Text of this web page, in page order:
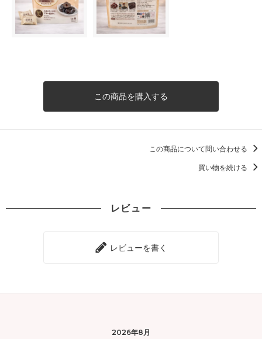
この商品を購入する
この商品について問い合わせる
買い物を続ける
レビュー
レビューを書く
2026年8月